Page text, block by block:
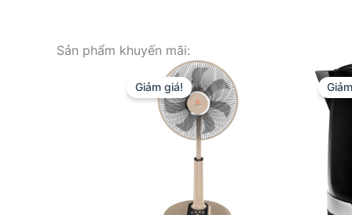
Sản phẩm khuyến mãi:
Giảm giá!